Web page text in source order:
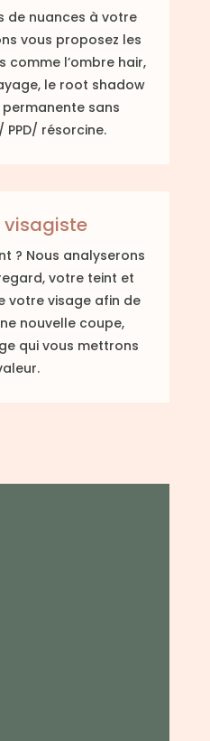
de nuances à votre
vous proposez les
comme l’ombre hair,
le root shadow
sans
résorcine.
visagiste
? Nous analyserons
votre teint et
votre visage afin de
nouvelle coupe,
qui vous mettrons